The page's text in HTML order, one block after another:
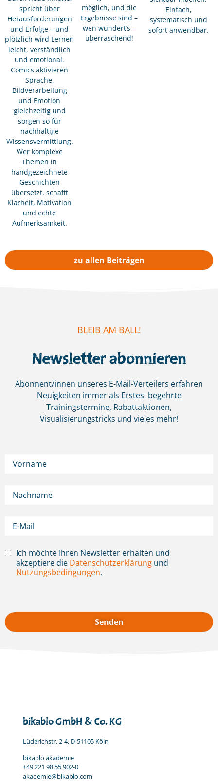
spricht über
Herausforderungen
und Erfolge – und
plötzlich wird Lernen
leicht, verständlich
und emotional.
Comics aktivieren
Sprache,
Bildverarbeitung
und Emotion
gleichzeitig und
sorgen so für
nachhaltige
Wissensvermittlung.
Wer komplexe
Themen in
handgezeichnete
Geschichten
übersetzt, schafft
Klarheit, Motivation
und echte
Aufmerksamkeit.
möglich, und die
Ergebnisse sind –
wen wundert’s –
überraschend!
Einfach,
systematisch und
sofort anwendbar.
zu allen Beiträgen
BLEIB AM BALL!
Newsletter abonnieren
Abonnent/innen unseres E-Mail-Verteilers erfahren
Neuigkeiten immer als Erstes: begehrte
Trainingstermine, Rabattaktionen,
Visualisierungstricks und vieles mehr!
Ich möchte Ihren Newsletter erhalten und
akzeptiere die Datenschutzerklärung und
Nutzungsbedingungen.
bikablo GmbH & Co. KG
Lüderichstr. 2-4, D-51105 Köln
bikablo akademie
+49 221 98 55 902-0
akademie@bikablo.com